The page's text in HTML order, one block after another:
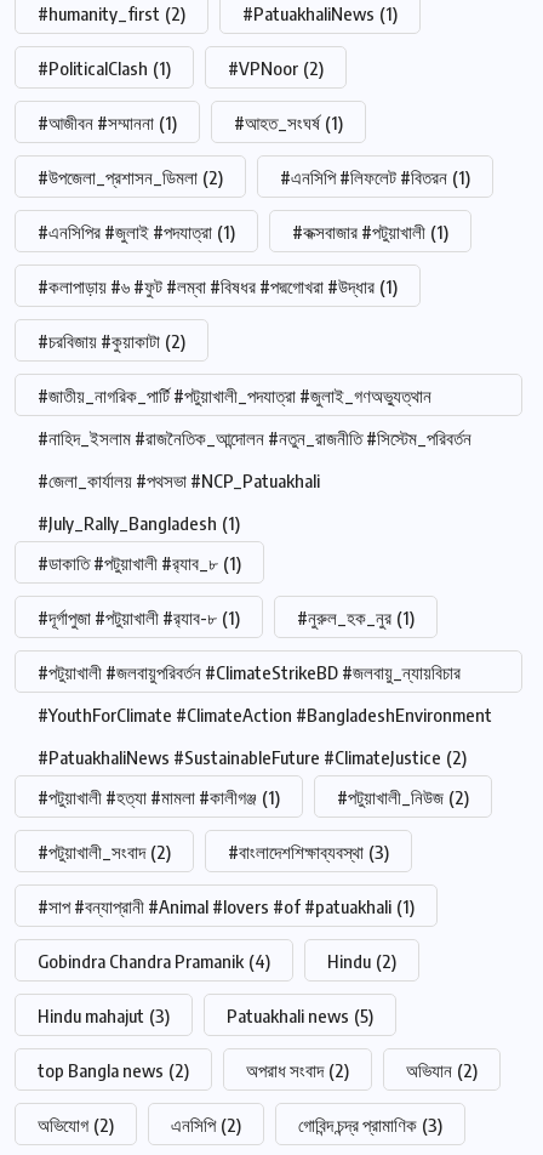
#humanity_first (2) #PatuakhaliNews (1)
#PoliticalClash (1) #VPNoor (2)
#আজীবন #সম্মাননা (1) #আহত_সংঘর্ষ (1)
#উপজেলা_প্রশাসন_ডিমলা (2) #এনসিপি #লিফলেট #বিতরন (1)
#এনসিপির #জুলাই #পদযাত্রা (1) #কক্সবাজার #পটুয়াখালী (1)
#কলাপাড়ায় #৬ #ফুট #লম্বা #বিষধর #পদ্মগোখরা #উদ্ধার (1)
#চরবিজায় #কুয়াকাটা (2)
#জাতীয়_নাগরিক_পার্টি #পটুয়াখালী_পদযাত্রা #জুলাই_গণঅভ্যুত্থান
#নাহিদ_ইসলাম #রাজনৈতিক_আন্দোলন #নতুন_রাজনীতি #সিস্টেম_পরিবর্তন
#জেলা_কার্যালয় #পথসভা #NCP_Patuakhali
#July_Rally_Bangladesh (1)
#ডাকাতি #পটুয়াখালী #র‍্যাব_৮ (1)
#দূর্গাপুজা #পটুয়াখালী #র‍্যাব-৮ (1) #নুরুল_হক_নুর (1)
#পটুয়াখালী #জলবায়ুপরিবর্তন #ClimateStrikeBD #জলবায়ু_ন্যায়বিচার
#YouthForClimate #ClimateAction #BangladeshEnvironment
#PatuakhaliNews #SustainableFuture #ClimateJustice (2)
#পটুয়াখালী #হত্যা #মামলা #কালীগঞ্জ (1) #পটুয়াখালী_নিউজ (2)
#পটুয়াখালী_সংবাদ (2) #বাংলাদেশশিক্ষাব্যবস্থা (3)
#সাপ #বন্যাপ্রানী #Animal #lovers #of #patuakhali (1)
Gobindra Chandra Pramanik (4) Hindu (2)
Hindu mahajut (3) Patuakhali news (5)
top Bangla news (2) অপরাধ সংবাদ (2) অভিযান (2)
অভিযোগ (2) এনসিপি (2) গোবিন্দ চন্দ্র প্রামাণিক (3)